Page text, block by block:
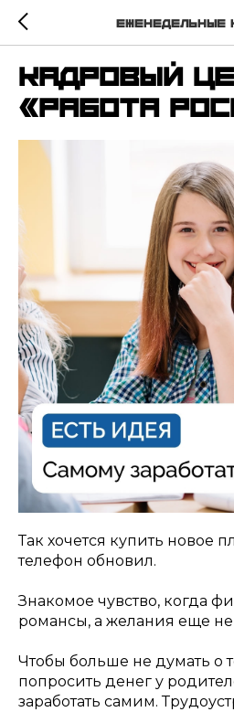
Еженедельные
Кадровый
«Работа
Так хочется купить новое
телефон обновил.
Знакомое чувство, когда
романсы, а желания еще
Чтобы больше не думать о
попросить денег у
заработать самим.